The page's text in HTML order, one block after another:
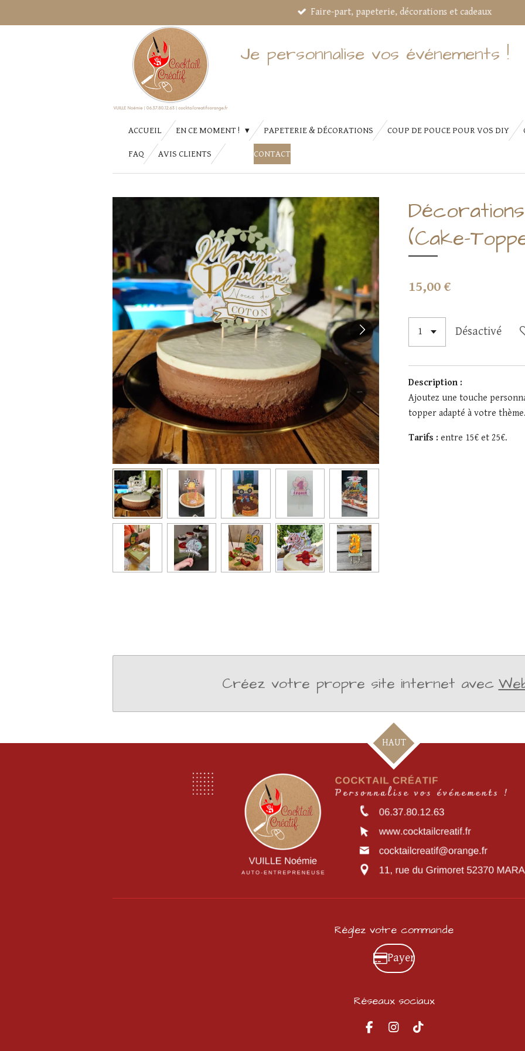
au
Faire-part, papeterie, décorations et cadeaux
Je personnalise vos événements !
ACCUEIL EN CE MOMENT ! PAPETERIE & DÉCORATIONS COUP DE POUCE POUR VOS DIY
FAQ AVIS CLIENTS CONTACT
(Cake-
15,00 €
Désactivé
Description :
Ajoutez une touche
topper adapté à votre thème.
Tarifs : entre 15€ et 25€.
Créez votre propre site internet avec
HAUT
Réglez votre commande
Payer
Réseaux sociaux
F
I
T